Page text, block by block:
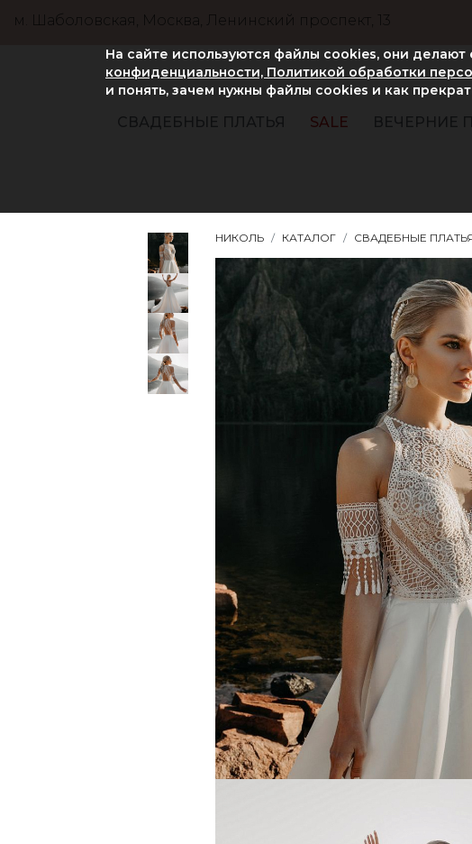
м. Шаболовская, Москва, Ленинский проспект, 13
СВАДЕБНЫЕ ПЛАТЬЯ SALE ВЕЧЕРНИЕ
НИКОЛЬ КАТАЛОГ СВАДЕБНЫЕ
На сайте используются файлы cookies, они
конфиденциальности, Политикой обработки
и понять, зачем нужны файлы сookies и как